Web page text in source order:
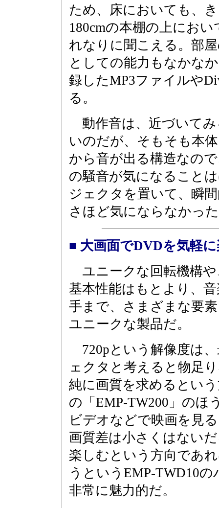
ため、床においても、
180cmの本棚の上にお
れなりに聞こえる。部
としての能力もなかな
録したMP3ファイルや
る。
動作音は、近づいて
いのだが、そもそも本
から音が出る構造なの
の騒音が気になること
ジェクタを置いて、瞬
さほど気にならなかっ
■ 大画面でDVDを気軽
ユニークな回転機構
基本性能はもとより、
手まで、さまざまな要
ユニークな製品だ。
720pという解像度は
ェクタと考えると物足
純に画質を求めるとい
の「EMP-TW200」のほ
ビデオなどで映画を見
画質差は小さくはない
楽しむという方向であ
うというEMP-TWD10
非常に魅力的だ。